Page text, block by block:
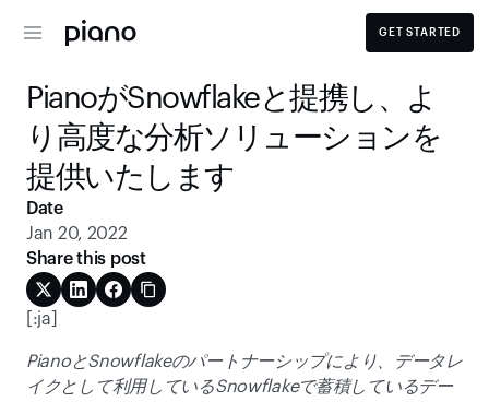
GET STARTED
PianoがSnowflakeと提携し、よ
り高度な分析ソリューションを
提供いたします
[:ja]
PianoとSnowflakeのパートナーシップ​により、データレ
イクとして利用しているSnowflakeで蓄積しているデー
Date
Jan 20, 2022
Share this post